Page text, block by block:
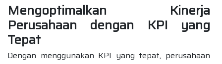
Mengoptimalkan Kinerja
Perusahaan dengan KPI yang
Tepat
Dengan menggunakan KPI yang tepat, perusahaan